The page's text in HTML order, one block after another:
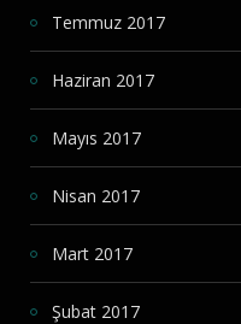
Temmuz 2017
Haziran 2017
Mayıs 2017
Nisan 2017
Mart 2017
Şubat 2017